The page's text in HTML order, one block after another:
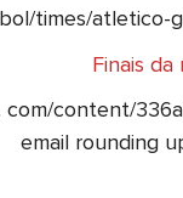
times/atletico-
Finais
com/content/
email rounding